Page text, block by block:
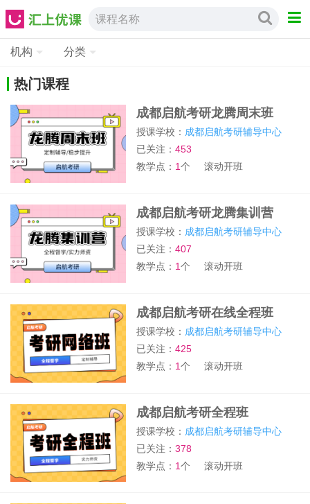
课程名称
机构 分类
热门课程
成都启航考研龙腾周末班
授课学校： 成都启航考研辅导中心
已关注：453
教学点： 1个 滚动开班
成都启航考研龙腾集训营
授课学校： 成都启航考研辅导中心
已关注：407
教学点： 1个 滚动开班
成都启航考研在线全程班
授课学校： 成都启航考研辅导中心
已关注：425
教学点： 1个 滚动开班
成都启航考研全程班
授课学校： 成都启航考研辅导中心
已关注：378
教学点： 1个 滚动开班